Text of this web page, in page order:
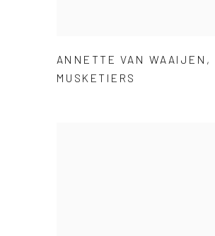
ANNETTE VAN WAAIJEN ,
MUSKETIERS